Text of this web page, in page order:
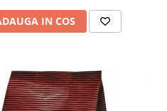
IN COS